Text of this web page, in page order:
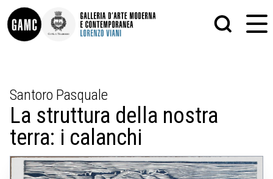
INFO
CONTATTI
DIDATTICA
SHOP
LE COLLEZIONI
GLI AUTORI
LORENZO VIANI
SCULTURA
STAMPA
ALTRO
MATRICI XILOGRAFICHE
FOTOGRAFIA
Santoro Pasquale
La struttura della nostra
terra: i calanchi